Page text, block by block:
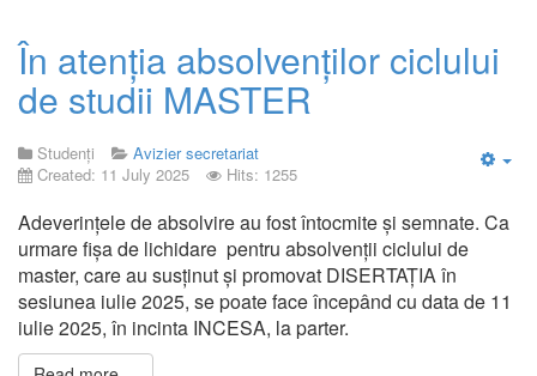
În atenția absolvenților ciclului
de studii MASTER
Studenți
Avizier secretariat
Created: 11 July 2025
Hits: 1255
Adeverințele de absolvire au fost întocmite și semnate. Ca
urmare fișa de lichidare pentru absolvenții ciclului de
master, care au susținut și promovat DISERTAȚIA în
sesiunea iulie 2025, se poate face începând cu data de 11
iulie 2025, în incinta INCESA, la parter.